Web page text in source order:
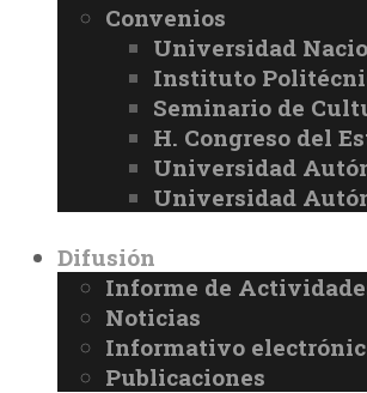
Convenios
Universidad
Instituto
Seminario de
H. Congreso del
Universidad
Universidad
Difusión
Informe de
Noticias
Informativo
Publicaciones